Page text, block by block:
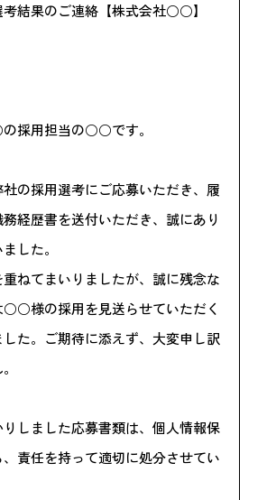
結果のご連絡【株式会社○○】
採用担当の○○です。
の採用選考にご応募いただき、履
経歴書を送付いただき、誠にあり
した。
ねてまいりましたが、誠に残念な
○○様の採用を見送らせていただく
た。ご期待に添えず、大変申し訳
しました応募書類は、個人情報保
責任を持って適切に処分させてい